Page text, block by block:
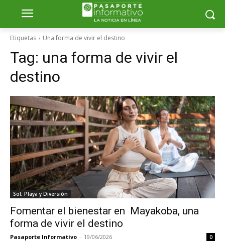
Etiquetas Una forma de vivir el destino
Tag: una forma de vivir el
destino
Sol, Playa y Diversión
Fomentar el bienestar en Mayakoba, una
forma de vivir el destino
Pasaporte Informativo - 19/06/2026 0